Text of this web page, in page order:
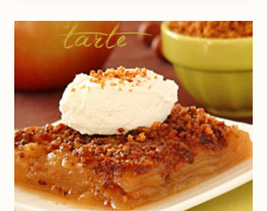
CHOCOLAT
&
RICOTTA